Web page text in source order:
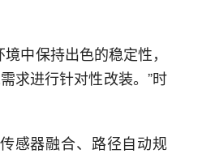
中保持出色的稳定性，
求进行针对性改装。”时
感器融合、路径自动规